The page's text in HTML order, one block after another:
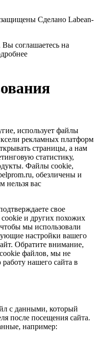
Сделано Labean-
соглашаетесь на
использует файлы
рекламных платформ
страницы, а нам
статистику,
Файлы сookie,
обезличены и
нельзя вас
свое
cookie и других похожих
мы использовали
настройки вашего
Обратите внимание,
файлов, мы не
нашего сайта в
с данными, который
после посещения сайта.
например: